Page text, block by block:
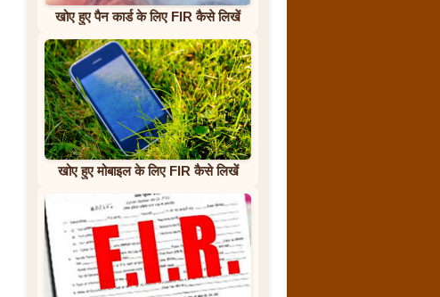
खोए हुए पैन कार्ड के लिए FIR कैसे लिखें
खोए हुए मोबाइल के लिए FIR कैसे लिखें